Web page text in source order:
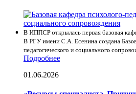
В ИППСР открылась первая базовая
В РГУ имени С.А. Есенина создана
педагогического и социального
Подробнее
01.06.2026